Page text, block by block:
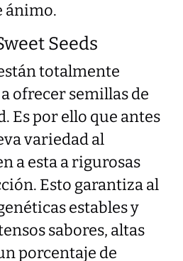
ánimo.
Seeds
totalmente
ofrecer semillas de
Es por ello que antes
variedad al
a esta a rigurosas
Esto garantiza al
estables y
sabores, altas
porcentaje de